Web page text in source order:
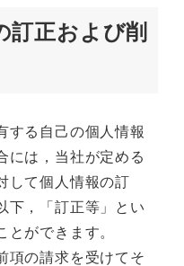
訂正および削
する自己の個人情報
には，当社が定める
して個人情報の訂
下，「訂正等」とい
とができます。
項の請求を受けてそ